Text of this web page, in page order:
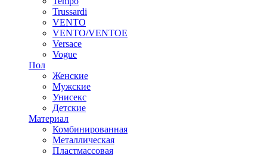
Trussardi
VENTO
VENTO/VENTOE
Versace
Vogue
Пол
Женские
Мужские
Унисекс
Детские
Материал
Комбинированная
Металлическая
Пластмассовая